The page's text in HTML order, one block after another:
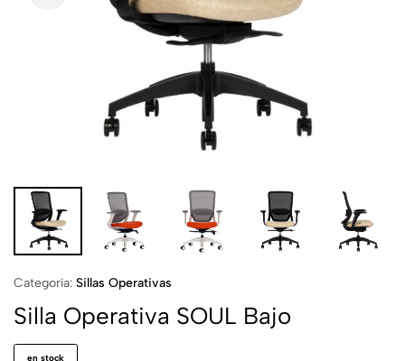
Categoría: Sillas Operativas
Silla Operativa SOUL Bajo
en stock